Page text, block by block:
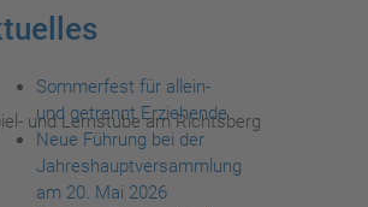
und Lernstube am Richtsberg
Sommerfest für allein-
und getrennt Erziehende
Neue Führung bei der
Jahreshauptversammlung
am 20. Mai 2026